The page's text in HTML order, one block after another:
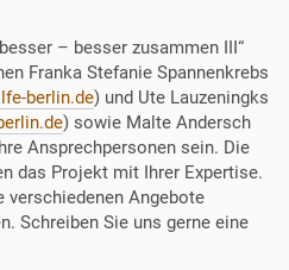
– besser zusammen III“
Franka Stefanie Spannenkrebs
berlin.de) und Ute Lauzeningks
) sowie Malte Andersch
Ansprechpersonen sein. Die
das Projekt mit Ihrer Expertise.
verschiedenen Angebote
Schreiben Sie uns gerne eine